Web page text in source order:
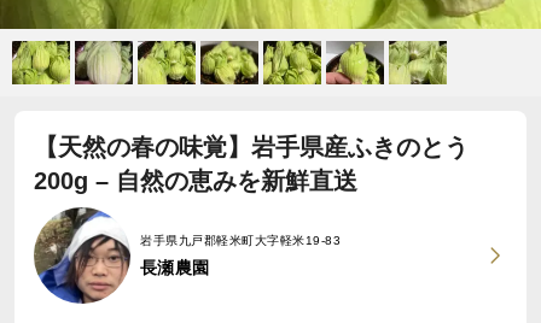
【天然の春の味覚】岩手県産ふきのとう
200g – 自然の恵みを新鮮直送
岩手県九戸郡軽米町大字軽米19-83
長瀬農園